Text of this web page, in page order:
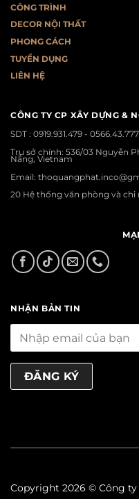
CÔNG TRÌNH
DECOR NỘI THẤT
PHONG CÁCH
TUYỂN DỤNG
LIÊN HỆ
CÔNG TY CP XÂY DỰNG &
SDT : 0919.931.479 -
Trụ sở chính: 536/03 Nguyễn
Nẵng, Vietnam
Email:
20 Hệ thống văn phòng và
NHẬN BẢN TIN
Copyright 2026 © Công ty